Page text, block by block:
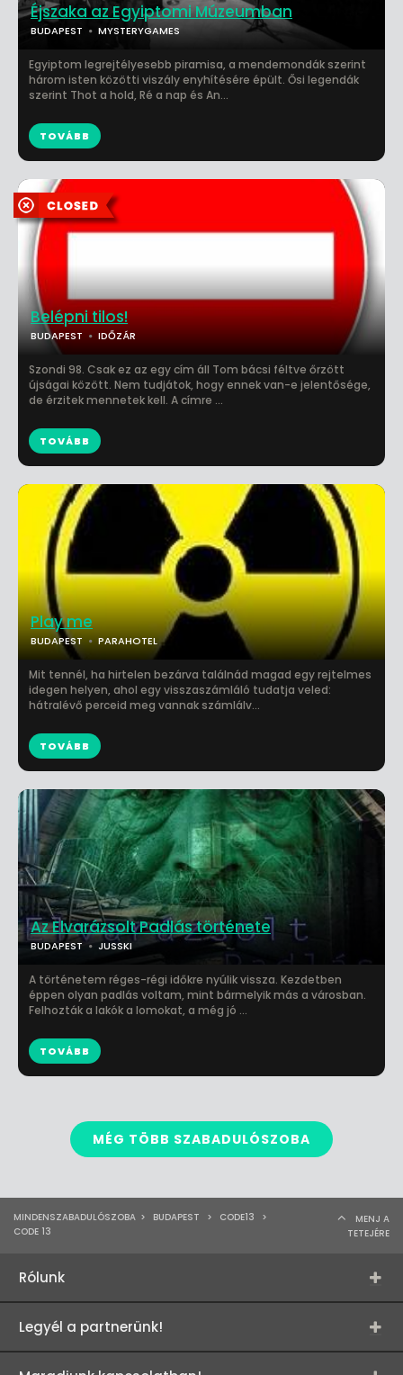
Éjszaka az Egyiptomi Múzeumban
BUDAPEST MYSTERYGAMES
Egyiptom legrejtélyesebb piramisa, a mendemondák szerint
három isten közötti viszály enyhítésére épült. Ősi legendák
szerint Thot a hold, Ré a nap és An...
TOVÁBB
Belépni tilos!
BUDAPEST IDŐZÁR
Szondi 98. Csak ez az egy cím áll Tom bácsi féltve őrzött
újságai között. Nem tudjátok, hogy ennek van-e jelentősége,
de érzitek mennetek kell. A címre ...
TOVÁBB
Play me
BUDAPEST PARAHOTEL
Mit tennél, ha hirtelen bezárva találnád magad egy rejtelmes
idegen helyen, ahol egy visszaszámláló tudatja veled:
hátralévő perceid meg vannak számlálv...
TOVÁBB
Az Elvarázsolt Padlás története
BUDAPEST JUSSKI
A történetem réges-régi időkre nyúlik vissza. Kezdetben
éppen olyan padlás voltam, mint bármelyik más a városban.
Felhozták a lakók a lomokat, a még jó ...
TOVÁBB
MÉG TÖBB SZABADULÓSZOBA
MINDENSZABADULÓSZOBA > BUDAPEST > CODE13
>
CODE 13
MENJ A
TETEJÉRE
Rólunk
Legyél a partnerünk!